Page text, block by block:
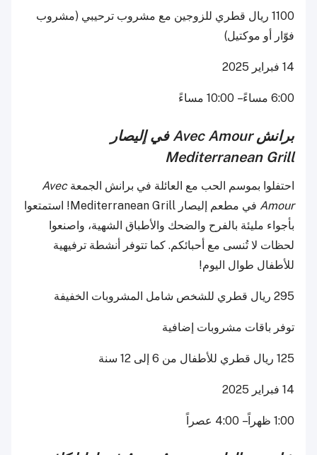
1100 ريال قطري للزوجين مع مشروب ترحيبي (مشروب
فوّار أو موكتيل)
14 فبراير 2025
6:00 مساءً – 10:00 مساءً
برانش Avec Amour في
إليصار
Mediterranean Grill
احتفلوا بموسم الحب مع العائلة في برانش الجمعةAvec
Amour
في مطعم إليصار Mediterranean Grill! استمتعوا
بأجواء مليئة بالفرح والضحك والأطباق الشهية، واصنعوا
لحظات لا تُنسى مع أحبائكم. كما تتوفر أنشطة ترفيهية
للأطفال طوال اليوم!
295 ريال قطري للشخص شامل المشروبات الخفيفة
توفر باقات مشروبات إضافية
125 ريال قطري للأطفال من 6 إلى 12 سنة
14 فبراير 2025
1:00 ظهراً – 4:00 عصراً